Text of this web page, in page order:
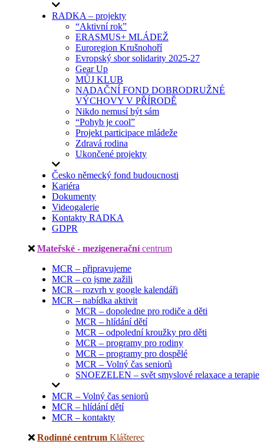
RADKA – projekty
“Aktivní rok”
ERASMUS+ MLÁDEŽ
Euroregion Krušnohoří
Evropský sbor solidarity 2025-27
Gear Up
MŮJ KLUB
NADAČNÍ FOND DOBRODRUŽNÉ
VÝCHOVY V PŘÍRODĚ
Nikdo nemusí být sám
“Pohyb je cool”
Projekt participace mládeže
Zdravá rodina
Ukončené projekty
Česko německý fond budoucnosti
Kariéra
Dokumenty
Videogalerie
Kontakty RADKA
GDPR
Mateřské - mezigenerační centrum
MCR – připravujeme
MCR – co jsme zažili
MCR – rozvrh v google kalendáři
MCR – nabídka aktivit
MCR – dopoledne pro rodiče a děti
MCR – hlídání dětí
MCR – odpolední kroužky pro děti
MCR – programy pro rodiny
MCR – programy pro dospělé
MCR – Volný čas seniorů
SNOEZELEN – svět smyslové relaxace a terapie
MCR – Volný čas seniorů
MCR – hlídání dětí
MCR – kontakty
Rodinné centrum Klášterec